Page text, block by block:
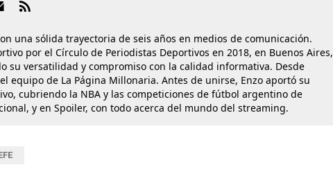
una sólida trayectoria de seis años en medios de comunicación.
por el Círculo de Periodistas Deportivos en 2018, en Buenos Aires,
su versatilidad y compromiso con la calidad informativa. Desde
equipo de La Página Millonaria. Antes de unirse, Enzo aportó su
cubriendo la NBA y las competiciones de fútbol argentino de
y en Spoiler, con todo acerca del mundo del streaming.